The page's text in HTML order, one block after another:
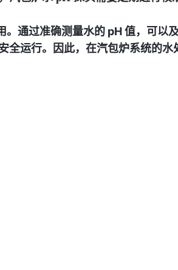
通过准确测量水的 pH 值，可
运行。因此，在汽包炉系统的水